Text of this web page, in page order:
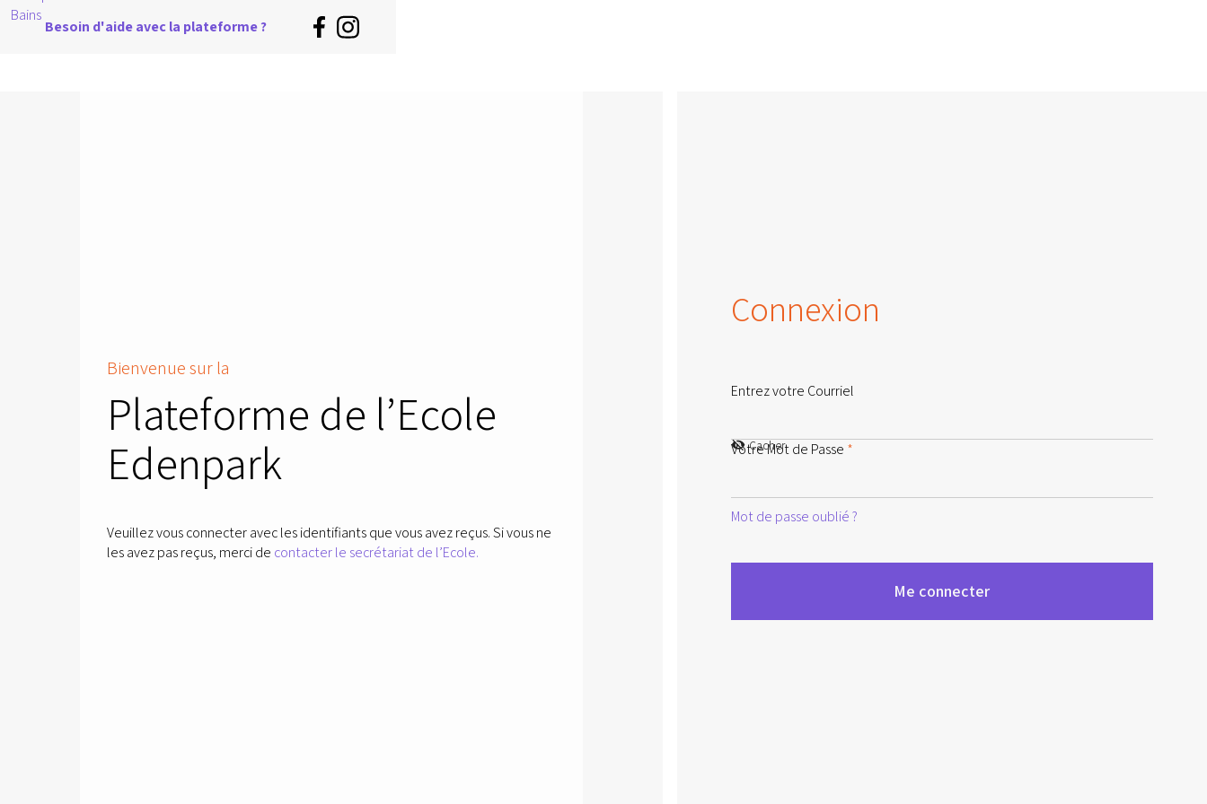
Besoin d'aide avec la plateforme ?
Bienvenue sur la
Plateforme de l’Ecole
Edenpark
Veuillez vous connecter avec les identifiants que vous avez reçus. Si vous ne
les avez pas reçus, merci de contacter le secrétariat de l’Ecole.
Connexion
Entrez votre Courriel
Votre Mot de Passe *
Cacher
Mot de passe oublié ?